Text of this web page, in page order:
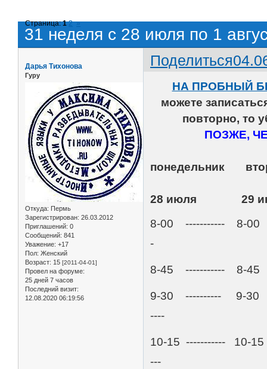
31 неделя с 28 июля по 1
Страница:1 2 »
Поделиться
Дарья Тихонова
Гуру
Откуда: Пермь
Зарегистрирован: 26.03.2012
Приглашений: 0
Сообщений: 841
Уважение: +17
Пол: Женский
Возраст: 15 [2011-04-01]
Провел на форуме:
25 дней 7 часов
Последний визит:
12.08.2020 06:19:56
НА ПРОБНЫЙ
можете
повторно, то
ПОЗЖЕ,
28 июля 29
8-00 ----------- 8-
-
8-45 ----------- 8-
9-30 ---------- 9-
----
10-15 ----------- 10-
---